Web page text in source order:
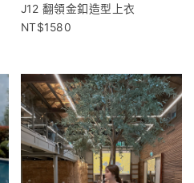
J12 翻領金釦造型上衣
1580